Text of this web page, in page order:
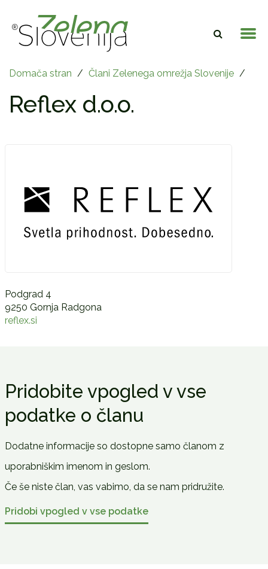
Domača stran / Člani Zelenega omrežja Slovenije /
Reflex d.o.o.
Podgrad 4
9250 Gornja Radgona
reflex.si
Pridobite vpogled v vse
podatke o članu
Dodatne informacije so dostopne samo članom z
uporabniškim imenom in geslom.
Če še niste član, vas vabimo, da se nam pridružite.
Pridobi vpogled v vse podatke